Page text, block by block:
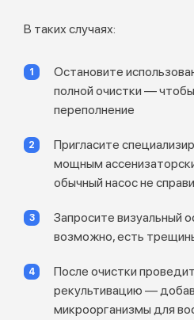
В таких случаях:
Остановите
полной очистки —
переполнение
Пригласите
мощным
обычный насос не
Запросите визуальный
возможно, есть
После очистки
рекультивацию —
микроорганизмы для